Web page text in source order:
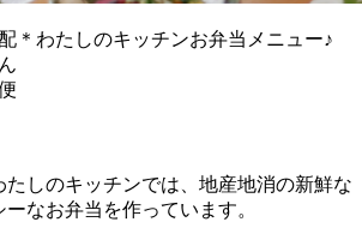
＊わたしのキッチンお弁当メニュー♪
しのキッチンでは、地産地消の新鮮な
なお弁当を作っています。